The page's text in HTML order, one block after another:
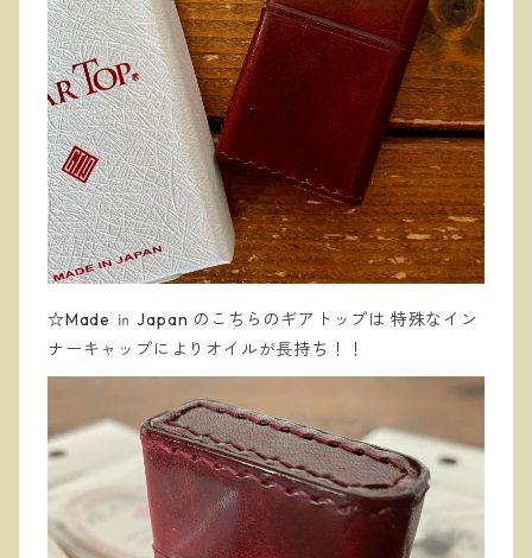
☆Made ㏌ Japan のこちらのギアトップは 特殊なイン
ナーキャップにより オイルが長持ち！！